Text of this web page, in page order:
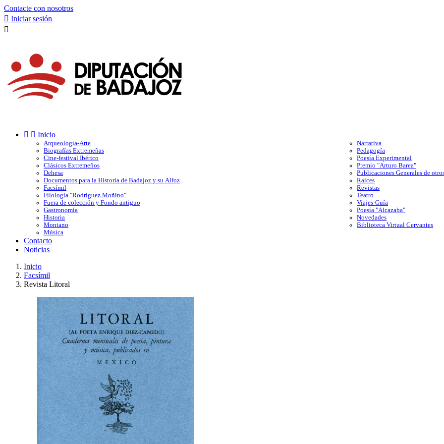
Contacte con nosotros
 Iniciar sesión

  Inicio
Arqueología-Arte
Biografías Extremeñas
Cine-festival Ibérico
Clásicos Extremeños
Dehesa
Documentos para la Historia de Badajoz y su Alfoz
Facsímil
Filologia "Rodríguez Moñino"
Fuera de colección y Fondo antiguo
Gastronomía
Historia
Montano
Música
Narrativa
Pedagogía
Poesía Experimental
Premio "Arturo Barea"
Publicaciones Generales de
Raíces
Revistas
Teatro
Viajes-Guía
Poesía "Alcazaba"
Novedades
Biblioteca Virtual Cervantes
Contacto
Noticias
Inicio
Facsímil
Revista Litoral